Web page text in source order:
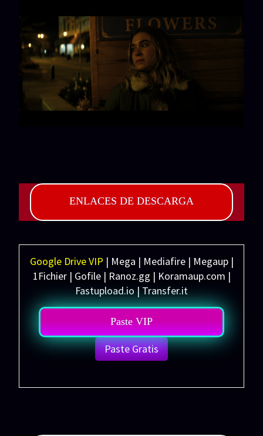
ENLACES DE DESCARGA
Google Drive VIP | Mega | Mediafire | Megaup |
1Fichier | Gofile | Ranoz.gg | Koramaup.com |
Fastupload.io | Transfer.it
Paste VIP
Paste Gratis